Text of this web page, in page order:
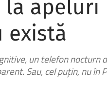
la apeluri
există
un telefon nocturn
Sau, cel puțin, nu în